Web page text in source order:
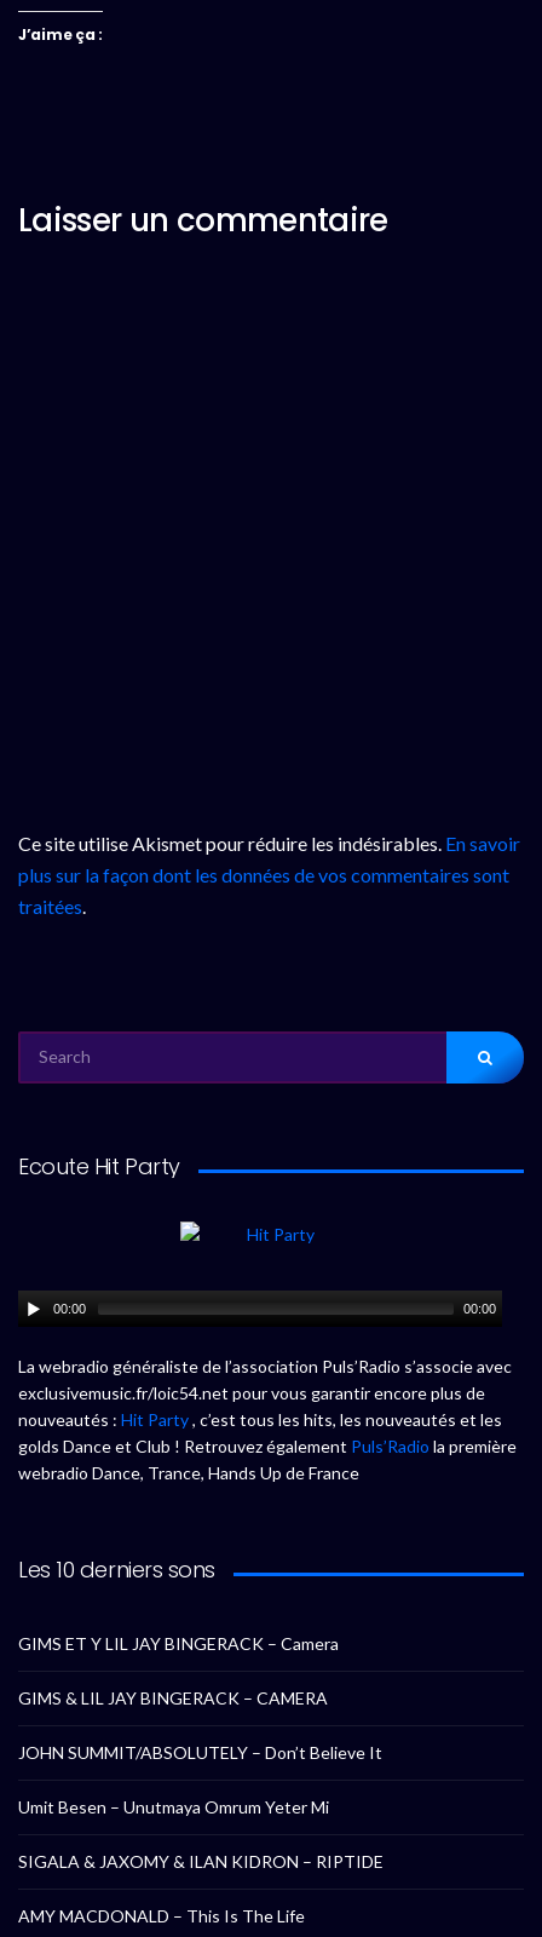
J’aime ça :
Laisser un commentaire
Ce site utilise Akismet pour réduire les indésirables. En savoir
plus sur la façon dont les données de vos commentaires sont
traitées.
FOR:
Ecoute Hit Party
00:00 00:00
La webradio généraliste de l’association Puls’Radio s’associe avec
exclusivemusic.fr/loic54.net pour vous garantir encore plus de
nouveautés : Hit Party, c’est tous les hits, les nouveautés et les
golds Dance et Club ! Retrouvez également Puls’Radio la première
webradio Dance, Trance, Hands Up de France
Les 10 derniers sons
GIMS ET Y LIL JAY BINGERACK – Camera
GIMS & LIL JAY BINGERACK – CAMERA
JOHN SUMMIT/ABSOLUTELY – Don’t Believe It
Umit Besen – Unutmaya Omrum Yeter Mi
SIGALA & JAXOMY & ILAN KIDRON – RIPTIDE
AMY MACDONALD – This Is The Life